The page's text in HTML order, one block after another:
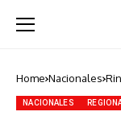
Home Nacionales
NACIONALES